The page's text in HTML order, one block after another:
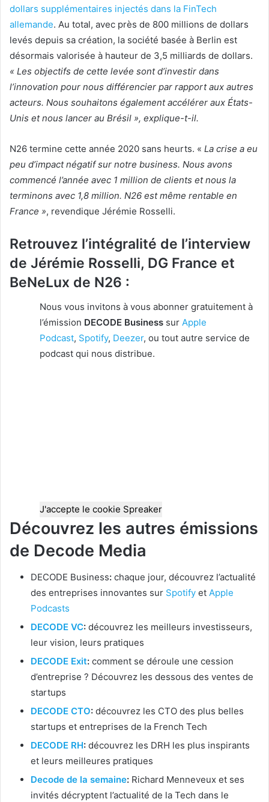
dollars supplémentaires injectés dans la FinTech
allemande. Au total, avec près de 800 millions de dollars
levés depuis sa création, la société basée à Berlin est
désormais valorisée à hauteur de 3,5 milliards de dollars.
« Les objectifs de cette levée sont d’investir dans
l’innovation pour nous différencier par rapport aux autres
acteurs. Nous souhaitons également accélérer aux États-
Unis et nous lancer au Brésil », explique-t-il.
N26 termine cette année 2020 sans heurts. « La crise a eu
peu d’impact négatif sur notre business. Nous avons
commencé l’année avec 1 million de clients et nous la
terminons avec 1,8 million. N26 est même rentable en
France », revendique Jérémie Rosselli.
Retrouvez l’intégralité de l’interview
de Jérémie Rosselli, DG France et
BeNeLux de N26 :
Nous vous invitons à vous abonner gratuitement à
l’émission DECODE Business sur Apple
Podcast, Spotify, Deezer, ou tout autre service de
podcast qui nous distribue.
J'accepte le cookie Spreaker
Découvrez les autres émissions
de Decode Media
DECODE Business: chaque jour, découvrez l’actualité
des entreprises innovantes sur Spotify et Apple
Podcasts
DECODE VC: découvrez les meilleurs investisseurs,
leur vision, leurs pratiques
DECODE Exit: comment se déroule une cession
d’entreprise ? Découvrez les dessous des ventes de
startups
DECODE CTO: découvrez les CTO des plus belles
startups et entreprises de la French Tech
DECODE RH: découvrez les DRH les plus inspirants
et leurs meilleures pratiques
Decode de la semaine: Richard Menneveux et ses
invités décryptent l’actualité de la Tech dans le